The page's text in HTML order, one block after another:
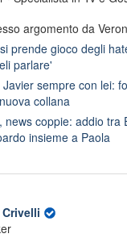
argomento da
prende gioco degli
parlare'
sempre con lei:
collana
news coppie: addio tra
insieme a Paola